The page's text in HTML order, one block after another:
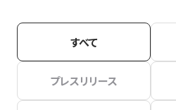
すべて
プレスリリース